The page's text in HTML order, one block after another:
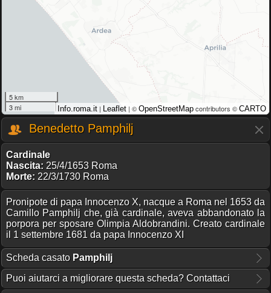
5 km
3 mi
Info.roma.it | Leaflet | © OpenStreetMap contributors © CARTO
Benedetto Pamphilj
Cardinale
Nascita: 25/4/1653 Roma
Morte: 22/3/1730 Roma
Pronipote di papa Innocenzo X, nacque a Roma nel 1653 da
Camillo Pamphilj che, già cardinale, aveva abbandonato la
porpora per sposare Olimpia Aldobrandini. Creato cardinale
il 1 settembre 1681 da papa Innocenzo XI
Scheda casato Pamphilj
Puoi aiutarci a migliorare questa scheda? Contattaci